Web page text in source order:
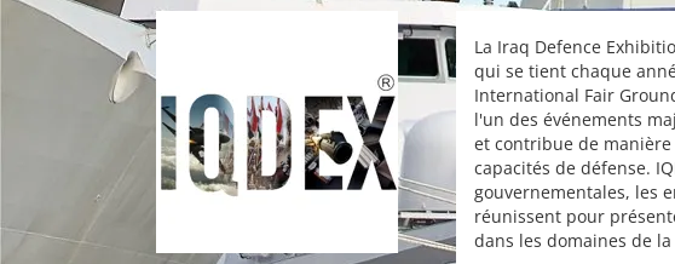
La Iraq Defence
qui se tient chaque
International Fair
l'un des événements
et contribue de
capacités de défense.
gouvernementales, les
réunissent pour
dans les domaines de